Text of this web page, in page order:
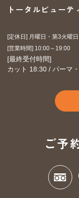
トータルビューテ
[定休日] 月曜日・第3火曜
​​​​​​​[営業時間] 10:00～19:00
​​​​​​​[最終受付時間]
カット 18:30 / パーマ
ご予